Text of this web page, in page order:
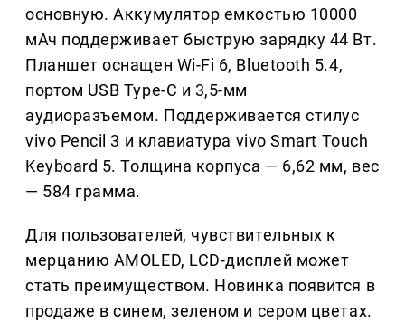
основную. Аккумулятор емкостью 10000
мАч поддерживает быструю зарядку 44 Вт.
Планшет оснащен Wi-Fi 6, Bluetooth 5.4,
портом USB Type-C и 3,5-мм
аудиоразъемом. Поддерживается стилус
vivo Pencil 3 и клавиатура vivo Smart Touch
Keyboard 5. Толщина корпуса — 6,62 мм, вес
— 584 грамма.
Для пользователей, чувствительных к
мерцанию AMOLED, LCD-дисплей может
стать преимуществом. Новинка появится в
продаже в синем, зеленом и сером цветах.